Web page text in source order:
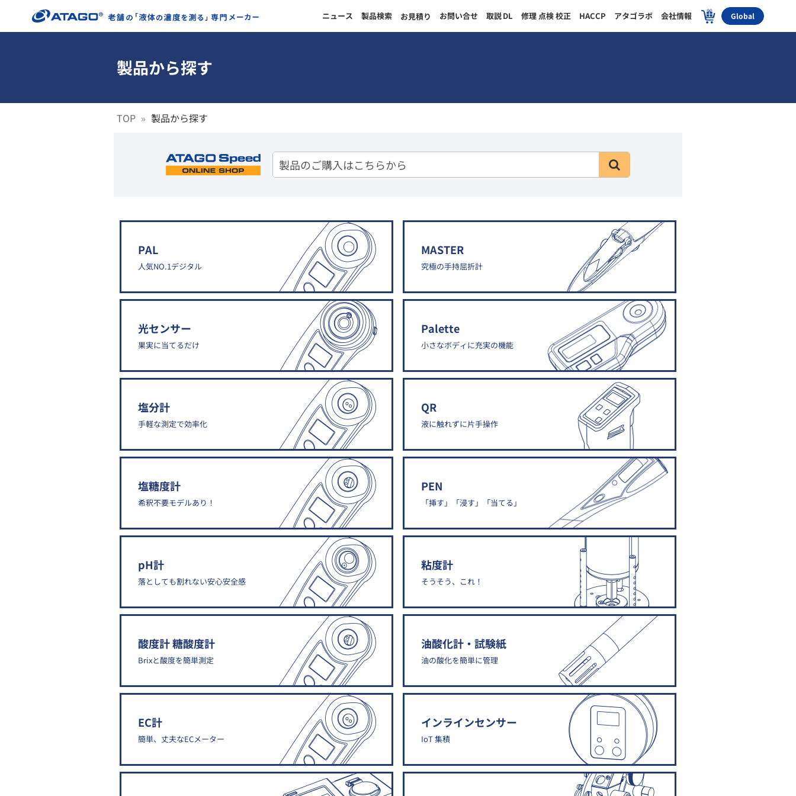
ニュース 製品検索 お見積り お問い合せ 取説DL 修理 点検 校正 HACCP アタゴラボ 会社情報 Global
製品から探す
TOP 製品から探す
PAL
人気NO.1デジタル
光センサー
果実に当てるだけ
塩分計
手軽な測定で効率化
塩糖度計
希釈不要モデルあり！
pH計
落としても割れない安心安全感
酸度計 糖酸度計
Brixと酸度を簡単測定
EC計
簡単、丈夫なECメーター
MASTER
究極の手持屈折計
Palette
小さなボディに充実の機能
QR
液に触れずに片手操作
PEN
「挿す」「浸す」「当てる」
粘度計
そうそう、これ！
油酸化計・試験紙
油の酸化を簡単に管理
インラインセンサー
IoT 集積